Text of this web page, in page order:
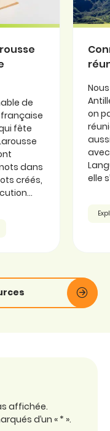
de
fête
dans
créés,
on
elle
affichée.
d’un « * ».